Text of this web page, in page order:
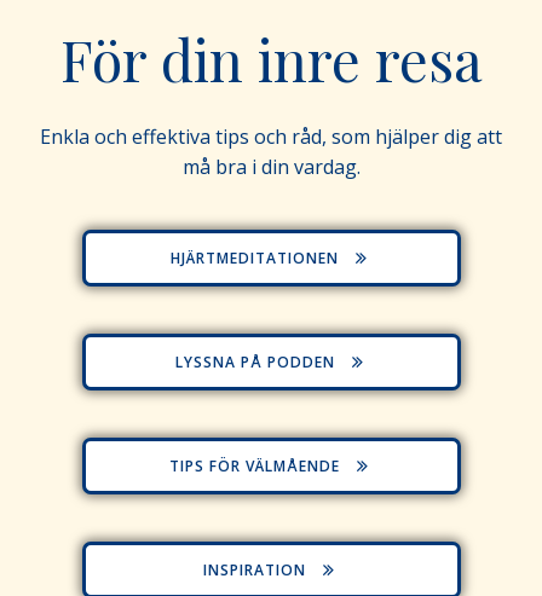
För din inre resa
Enkla och effektiva tips och råd, som hjälper dig att
må bra i din vardag.
HJÄRTMEDITATIONEN
LYSSNA PÅ PODDEN
TIPS FÖR VÄLMÅENDE
INSPIRATION